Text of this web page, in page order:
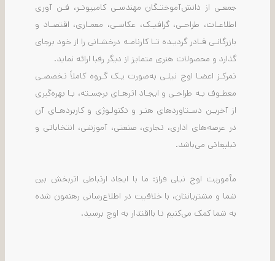
جمعـی از دانش‌آموختـگان مهندسـی کامپیوتـر، فـن آوری
اطلاعـات، طراحـی، گرافیـک، عکاسـی، معمـاری، اقتصـاد و
بازرگانـی قـادر گردیـده تـا کارنامـه درخشـانی را از خود برجای
گذارد و محصولات هنری متمایز از دیگر رقبا ارائه نماید.
تمرکـز اعضـا اوج نیلـی به‌صورت یـک گـروه کاملاً تخصصـی
معطـوف بـه طراحـی و ایجـاد اثرهـای برجسـته، بـا بهره‌گیری
از آخریـن دسـتاوردهای هنـر و تکنولـوژی و کاربردهـای آن
در عرصه‌های اداری، تجاری، صنعتی، آموزشی، انتخاباتی و
تبلیغاتی می‌باشد.
مأموریت اوج نیلی فراز: ما با ایجاد ارتباطی اثربخش بین
شما و مشتریانتان، با خلاقیت در اطلاع‌رسانی رهنمون شده
به شما کمک می‌کنیم تا بااقتدار به اوج برسید.